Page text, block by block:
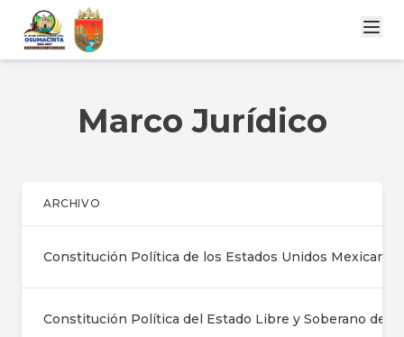
Marco Jurídico
ARCHIVO
Constitución Política de los Estados Unidos Mexicanos
Constitución Política del Estado Libre y Soberano de